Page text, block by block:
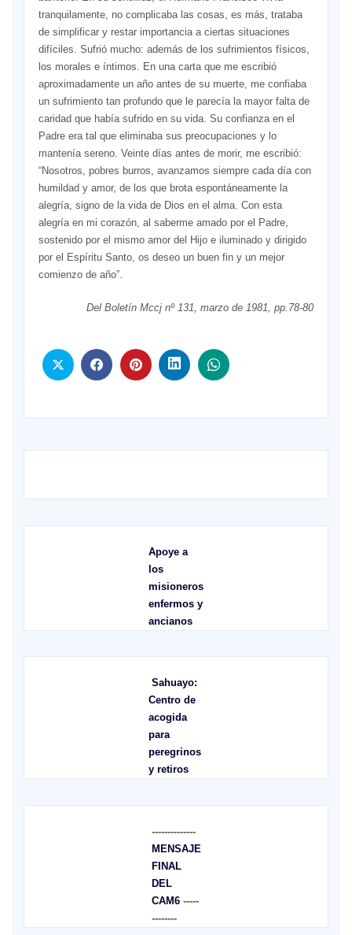
tranquilamente, no complicaba las cosas, es más, trataba
de simplificar y restar importancia a ciertas situaciones
difíciles. Sufrió mucho: además de los sufrimientos físicos,
los morales e íntimos. En una carta que me escribió
aproximadamente un año antes de su muerte, me confiaba
un sufrimiento tan profundo que le parecía la mayor falta de
caridad que había sufrido en su vida. Su confianza en el
Padre era tal que eliminaba sus preocupaciones y lo
mantenía sereno. Veinte días antes de morir, me escribió:
“Nosotros, pobres burros, avanzamos siempre cada día con
humildad y amor, de los que brota espontáneamente la
alegría, signo de la vida de Dios en el alma. Con esta
alegría en mi corazón, al saberme amado por el Padre,
sostenido por el mismo amor del Hijo e iluminado y dirigido
por el Espíritu Santo, os deseo un buen fin y un mejor
comienzo de año”.
Del Boletín Mccj nº 131, marzo de 1981, pp.78-80
Apoye a
los
misioneros
enfermos y
ancianos
Sahuayo:
Centro de
acogida
para
peregrinos
y retiros
--------------
MENSAJE
FINAL
DEL
CAM6-----
--------